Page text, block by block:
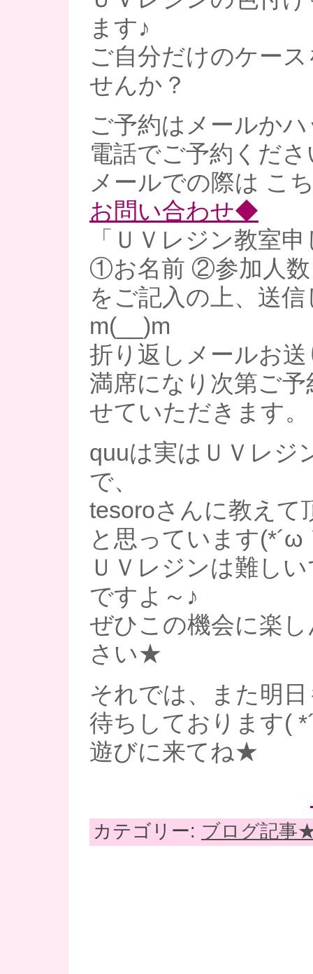
ます♪
ご自分だけのケー
せんか？
ご予約はメールか
電話でご予約くだ
メールでの際は こ
お問い合わせ◆
「ＵＶレジン教室
①お名前 ②参加人
をご記入の上、送
m(__)m
折り返しメールお
満席になり次第ご
せていただきます。
quuは実はＵＶレジ
で、
tesoroさんに教えて
と思っています(*´ω
ＵＶレジンは難し
ですよ～♪
ぜひこの機会に楽
さい★
それでは、また明
待ちしております(
遊びに来てね★
カテゴリー: ブログ記事